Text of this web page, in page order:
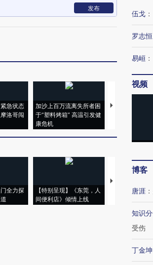
发布
急状态
洛哥闯
加沙上百万流离失所者困
于“塑料烤箱” 高温引发健
康危机
视线｜HYROX
门全力探
【特别呈现】《东莞，人
间便利店》倾情上线
【推广】走进第
会，让数智科
伍戈 ：
罗志恒
易峘 ：
视频
博客
唐涯 ：
知识
受伤
丁金坤